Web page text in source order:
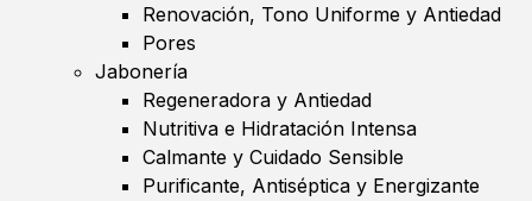
Renovación, Tono Uniforme y Antiedad
Pores
Jabonería
Regeneradora y Antiedad
Nutritiva e Hidratación Intensa
Calmante y Cuidado Sensible
Purificante, Antiséptica y Energizante